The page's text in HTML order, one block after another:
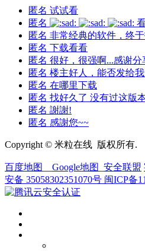
匿名 试试看
匿名
匿名 非常经典的软件，终
匿名 下载看看
匿名 很好，很强啊...感谢分
匿名 楼主好人，能否发给我
匿名 在哪里下载
匿名 找好久了 没有过这版
匿名 謝謝!
匿名 感謝您~~
Copyright © 米粒在线 版权所有.
百度地图 Google地图 安全联盟
安备 35058302351070号 闽ICP备